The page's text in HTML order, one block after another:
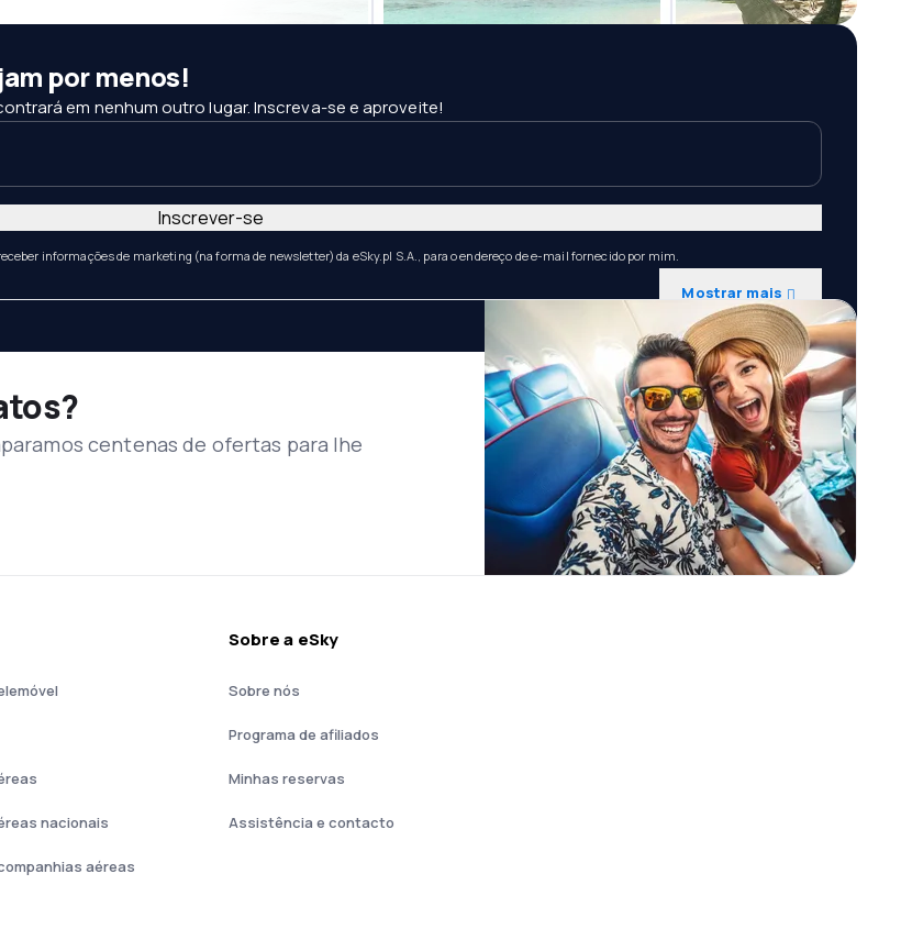
por menos!
em nenhum outro lugar. Inscreva-se e aproveite!
informações de marketing (na forma de newsletter) da eSky.pl S.A., para o endereço de e-mail fornecido por mim.
Mostrar mais
Inscrever-se
centenas de ofertas para lhe
nacionais
aéreas
Sobre a eSky
Sobre nós
Programa de afiliados
Minhas reservas
Assistência e contacto